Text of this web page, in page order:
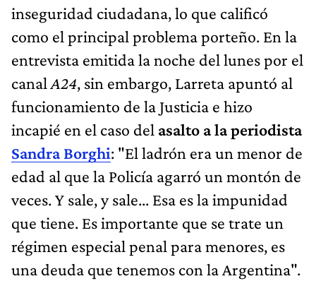
inseguridad ciudadana, lo que calificó
como el principal problema porteño. En la
entrevista emitida la noche del lunes por el
canal A24, sin embargo, Larreta apuntó al
funcionamiento de la Justicia e hizo
incapié en el caso del asalto a la periodista
Sandra Borghi: "El ladrón era un menor de
edad al que la Policía agarró un montón de
veces. Y sale, y sale... Esa es la impunidad
que tiene. Es importante que se trate un
régimen especial penal para menores, es
una deuda que tenemos con la Argentina".